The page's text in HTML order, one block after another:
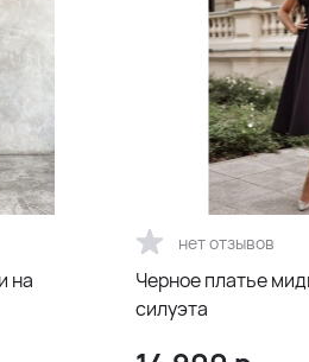
на
нет отзывов
Черное платье
силуэта